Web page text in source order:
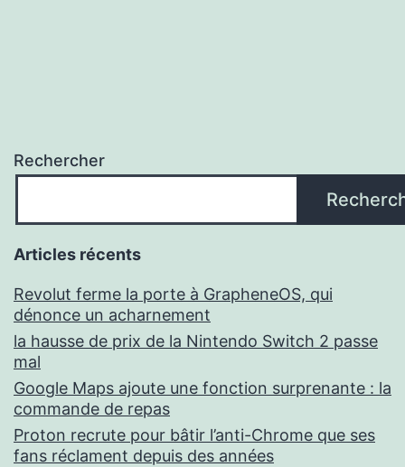
Rechercher
Articles récents
Revolut ferme la porte à GrapheneOS, qui
dénonce un acharnement
la hausse de prix de la Nintendo Switch 2 passe
mal
Google Maps ajoute une fonction surprenante : la
commande de repas
Proton recrute pour bâtir l’anti-Chrome que ses
fans réclament depuis des années